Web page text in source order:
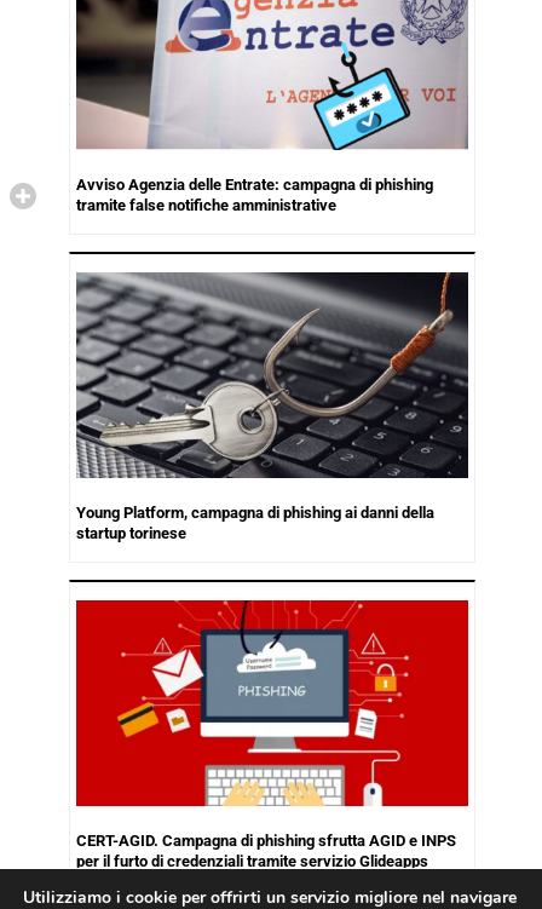
Avviso Agenzia delle Entrate: campagna di phishing
tramite false notifiche amministrative
Young Platform, campagna di phishing ai danni della
startup torinese
CERT-AGID. Campagna di phishing sfrutta AGID e INPS
per il furto di credenziali tramite servizio Glideapps
Utilizziamo i cookie per offrirti un servizio migliore nel navigare